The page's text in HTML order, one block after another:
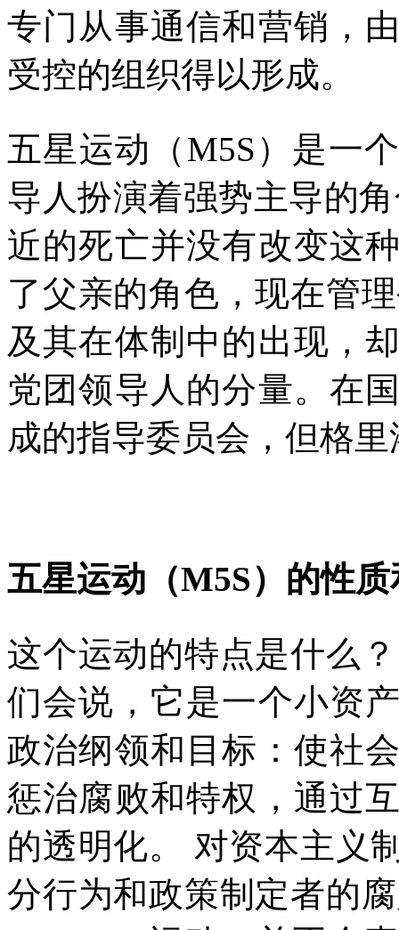
专门从事通信和营销，
受控的组织得以形成。
五星运动（ M5S ）是一
导人扮演着强势主导的
近的死亡并没有改变这
了父亲的角色，现在管
及其在体制中的出现，
党团领导人的分量。在
成的指导委员会，但格
五星运动（M5S）的性
这个运动的特点是什么？
们会说，它是一个小资
政治纲领和目标：使社
惩治腐败和特权，通过
的透明化。
对资本主义
分行为和政策制定者的